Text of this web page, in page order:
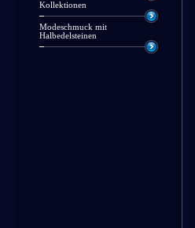
Kollektionen
Modeschmuck mit
Halbedelsteinen